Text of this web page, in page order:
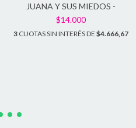
JUANA Y SUS MIEDOS -
$14.000
3CUOTAS SIN INTERÉS DE $4.666,67